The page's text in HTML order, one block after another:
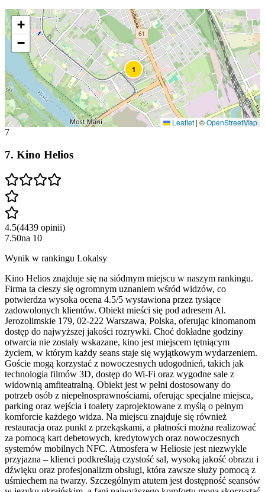
1
+
−
Leaflet |©OpenStreetMap
7
7. Kino Helios
4.5(4439 opinii)
7.50na 10
Wynik w rankingu Lokalsy
Kino Helios znajduje się na siódmym miejscu w naszym rankingu.
Firma ta cieszy się ogromnym uznaniem wśród widzów, co
potwierdza wysoka ocena 4.5/5 wystawiona przez tysiące
zadowolonych klientów. Obiekt mieści się pod adresem Al.
Jerozolimskie 179, 02-222 Warszawa, Polska, oferując kinomanom
dostęp do najwyższej jakości rozrywki. Choć dokładne godziny
otwarcia nie zostały wskazane, kino jest miejscem tętniącym
życiem, w którym każdy seans staje się wyjątkowym wydarzeniem.
Goście mogą korzystać z nowoczesnych udogodnień, takich jak
technologia filmów 3D, dostęp do Wi-Fi oraz wygodne sale z
widownią amfiteatralną. Obiekt jest w pełni dostosowany do
potrzeb osób z niepełnosprawnościami, oferując specjalne miejsca,
parking oraz wejścia i toalety zaprojektowane z myślą o pełnym
komforcie każdego widza. Na miejscu znajduje się również
restauracja oraz punkt z przekąskami, a płatności można realizować
za pomocą kart debetowych, kredytowych oraz nowoczesnych
systemów mobilnych NFC. Atmosfera w Heliosie jest niezwykle
przyjazna – klienci podkreślają czystość sal, wysoką jakość obrazu i
dźwięku oraz profesjonalizm obsługi, która zawsze służy pomocą z
uśmiechem na twarzy. Szczególnym atutem jest dostępność seansów